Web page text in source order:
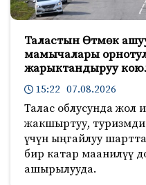
Таластын Өтмөк
мамычалары
жарыктандыруу
15:22 07.08.2026
Талас облусунда жол
жакшыртуу, туризмди
үчүн ыңгайлуу
бир катар маанилүү
ашырылууда.